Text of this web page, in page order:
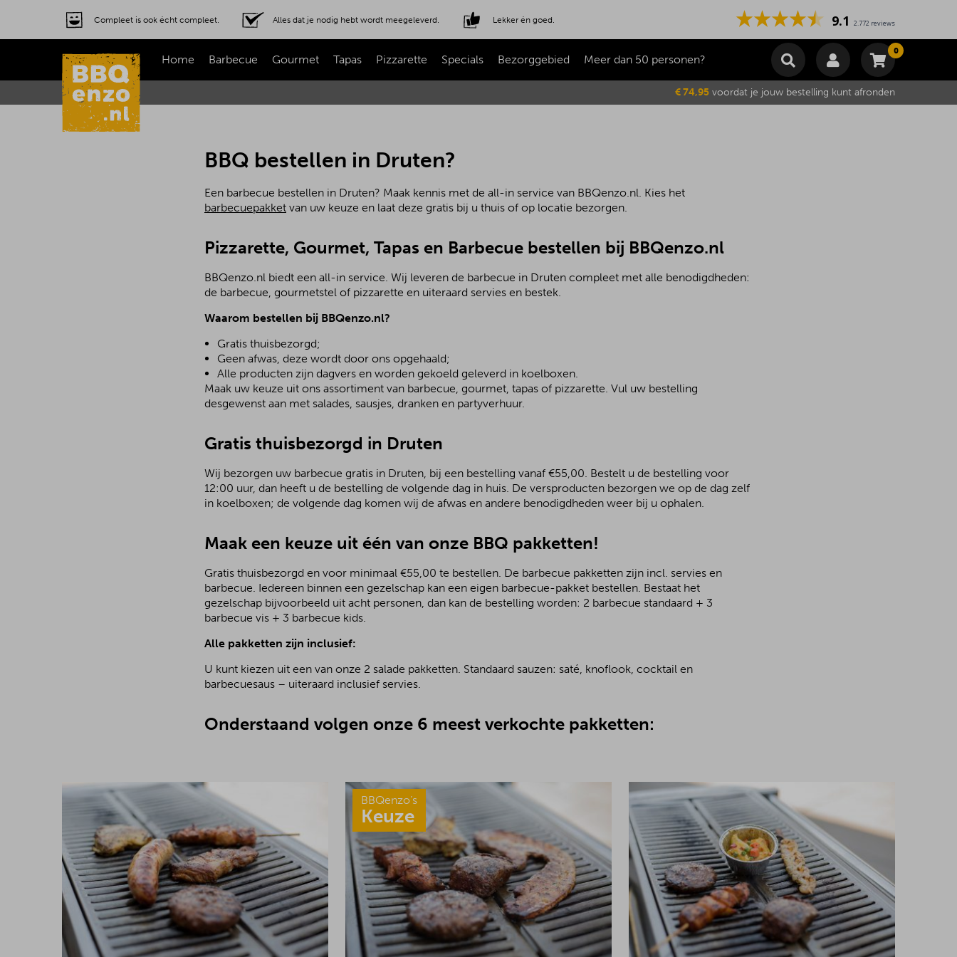
Compleet is ook écht compleet. Alles dat je nodig hebt wordt meegeleverd. Lekker én goed. 9.1 2.772 reviews
Home Barbecue Gourmet Tapas Pizzarette Specials Bezorggebied Meer dan 50 personen?
0
Winkelmand
Subtotaal €0,00
€ 74,95 voordat je jouw bestelling kunt afronden
BBQ bestellen in Druten?
Een barbecue bestellen in Druten? Maak kennis met de all-in service van BBQenzo.nl. Kies het
barbecuepakket van uw keuze en laat deze gratis bij u thuis of op locatie bezorgen.
Pizzarette, Gourmet, Tapas en Barbecue bestellen bij BBQenzo.nl
BBQenzo.nl biedt een all-in service. Wij leveren de barbecue in Druten compleet met alle benodigdheden:
de barbecue, gourmetstel of pizzarette en uiteraard servies en bestek.
Waarom bestellen bij BBQenzo.nl?
Gratis thuisbezorgd;
Geen afwas, deze wordt door ons opgehaald;
Alle producten zijn dagvers en worden gekoeld geleverd in koelboxen.
Maak uw keuze uit ons assortiment van barbecue, gourmet, tapas of pizzarette. Vul uw bestelling
desgewenst aan met salades, sausjes, dranken en partyverhuur.
Gratis thuisbezorgd in Druten
Wij bezorgen uw barbecue gratis in Druten, bij een bestelling vanaf €55,00. Bestelt u de bestelling voor
12:00 uur, dan heeft u de bestelling de volgende dag in huis. De versproducten bezorgen we op de dag zelf
in koelboxen; de volgende dag komen wij de afwas en andere benodigdheden weer bij u ophalen.
Maak een keuze uit één van onze BBQ pakketten!
Gratis thuisbezorgd en voor minimaal €55,00 te bestellen. De barbecue pakketten zijn incl. servies en
barbecue. Iedereen binnen een gezelschap kan een eigen barbecue-pakket bestellen. Bestaat het
gezelschap bijvoorbeeld uit acht personen, dan kan de bestelling worden: 2 barbecue standaard + 3
barbecue vis + 3 barbecue kids.
Alle pakketten zijn inclusief:
U kunt kiezen uit een van onze 2 salade pakketten. Standaard sauzen: saté, knoflook, cocktail en
barbecuesaus – uiteraard inclusief servies.
Onderstaand volgen onze 6 meest verkochte pakketten:
BBQenzo’s
Keuze